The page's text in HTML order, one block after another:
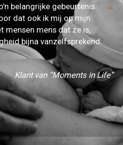
belangrijke gebeurtenis.
dat ook ik mij op mijn
mensen mens dat ze is,
bijna vanzelfsprekend.
Klant van “Moments in Life”